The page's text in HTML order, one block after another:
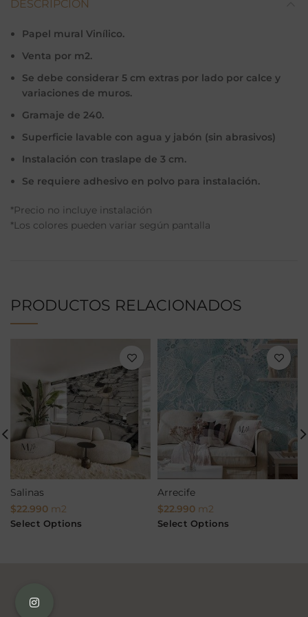
DESCRIPCIÓN
Papel mural Vinílico.
Venta por m2.
Se debe considerar 5 cm extras por lado por calce y
variaciones de muros.
Gramaje de 240.
Superficie lavable con agua y jabón (sin abrasivos)
Instalación con traslape de 3 cm.
Se requiere adhesivo en polvo para instalación.
*Precio no incluye instalación
*Los colores pueden variar según pantalla
PRODUCTOS RELACIONADOS
Salinas
$22.990 m2
Select Options
Arrecife
$22.990 m2
Select Options